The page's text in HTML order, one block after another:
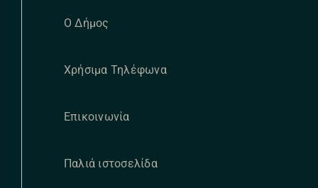
Ο Δήμος
Χρήσιμα Τηλέφωνα
Επικοινωνία
Παλιά ιστοσελίδα